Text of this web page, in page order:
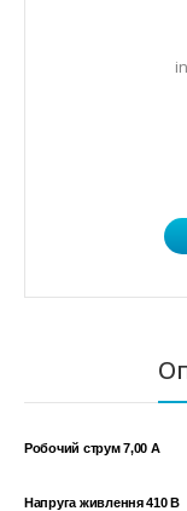
Робочий струм 7,00 А
Напруга живлення 410 В